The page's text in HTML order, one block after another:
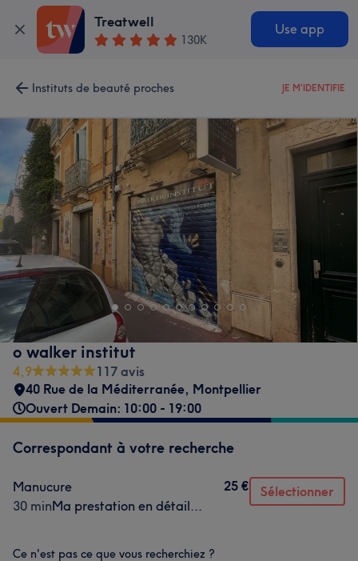
Treatwell
130K
Use app
Instituts de beauté proches JE M'IDENTIFIE
o walker institut
4,9
117 avis
40 Rue de la Méditerranée, Montpellier
Ouvert Demain: 10:00 - 19:00
Correspondant à votre recherche
Manucure
30 minMa prestation en détail...
25 € Sélectionner
Ce n'est pas ce que vous recherchiez ?